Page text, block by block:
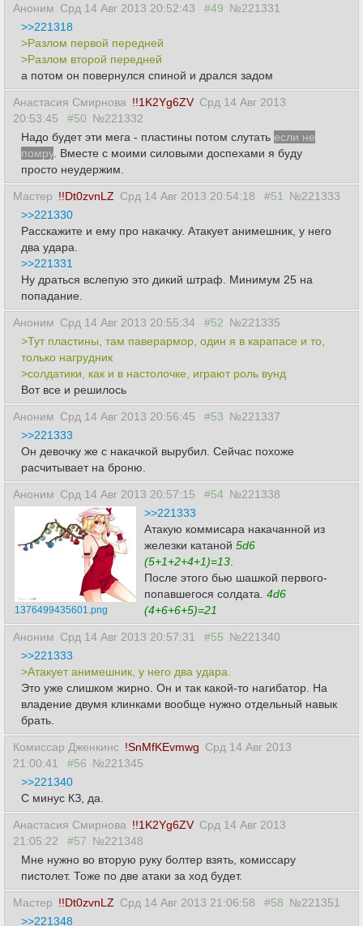
Аноним Срд 14 Авг 2013 20:52:43 #49 №221331
>>221318
>Разлом первой передней
>Разлом второй передней
а потом он повернулся спиной и дрался задом
Анастасия Смирнова !!1K2Yg6ZV Срд 14 Авг 2013
20:53:45
#50 №221332
Надо будет эти мега - пластины потом слутать если не
помру . Вместе с моими силовыми доспехами я буду
просто неудержим.
Мастер !!Dt0zvnLZ Срд 14 Авг 2013 20:54:18 #51
№221333
>>221330
Расскажите и ему про накачку. Атакует анимешник, у него
два удара.
>>221331
Ну драться вслепую это дикий штраф. Минимум 25 на
попадание.
Аноним Срд 14 Авг 2013 20:55:34 #52 №221335
>Тут пластины, там паверармор, один я в карапасе и то,
только нагрудник
>солдатики, как и в настолочке, играют роль вунд
Вот все и решилось
Аноним Срд 14 Авг 2013 20:56:45 #53 №221337
>>221333
Он девочку же с накачкой вырубил. Сейчас похоже
расчитывает на броню.
Аноним Срд 14 Авг 2013 20:57:15 #54 №221338
1376499435601.png
>>221333
Атакую коммисара накачанной из
железки катаной 5d6
(5+1+2+4+1)=13
После этого бью шашкой первого-
попавшегося солдата. 4d6
(4+6+6+5)=21
Аноним Срд 14 Авг 2013 20:57:31 #55 №221340
>>221333
>Атакует анимешник, у него два удара.
Это уже слишком жирно. Он и так какой-то нагибатор. На
владение двумя клинками вообще нужно отдельный навык
брать.
Комиссар Дженкинс !SnMfKEvmwg Срд 14 Авг 2013
21:00:41
#56 №221345
>>221340
С минус КЗ, да.
Анастасия Смирнова !!1K2Yg6ZV Срд 14 Авг 2013
21:05:22
#57 №221348
Мне нужно во вторую руку болтер взять, комиссару
пистолет. Тоже по две атаки за ход будет.
Мастер !!Dt0zvnLZ Срд 14 Авг 2013 21:06:58 #58 №221351
>>221348